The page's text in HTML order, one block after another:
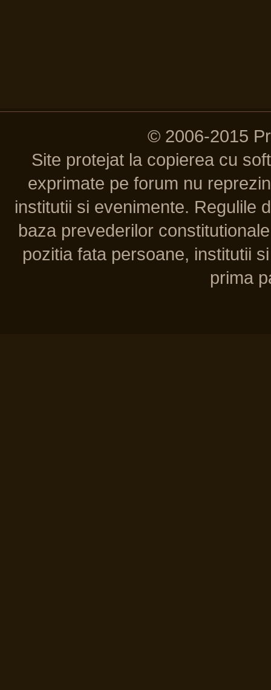
© 2006-2015
Site protejat la copierea cu
exprimate pe forum nu
institutii si evenimente. Regulile
baza prevederilor
pozitia fata persoane, institutii
prima